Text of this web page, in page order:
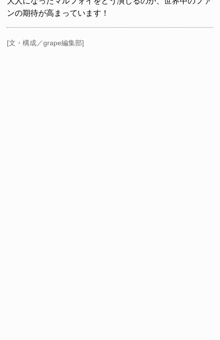
ンの期待が高まっています！
[文・構成／grape編集部]